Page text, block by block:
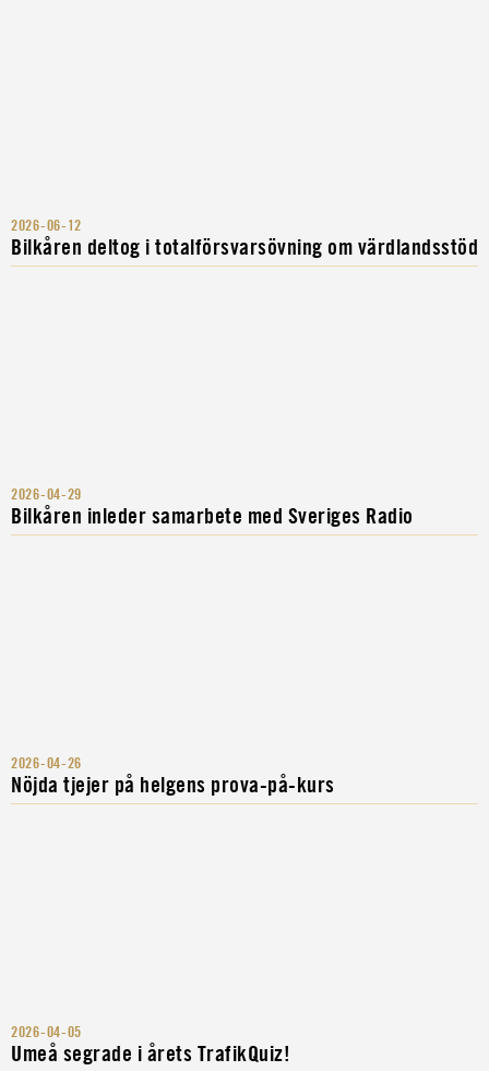
2026-06-12
Bilkåren deltog i totalförsvarsövning om värdlandsstöd
2026-04-29
Bilkåren inleder samarbete med Sveriges Radio
2026-04-26
Nöjda tjejer på helgens prova-på-kurs
2026-04-05
Umeå segrade i årets TrafikQuiz!